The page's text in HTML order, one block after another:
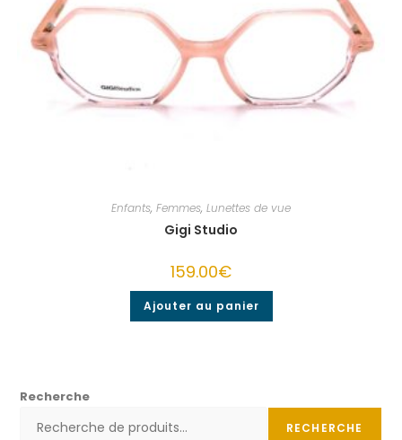
Enfants, Femmes, Lunettes de vue
Gigi Studio
159.00€
Ajouter au panier
Recherche
RECHERCHE